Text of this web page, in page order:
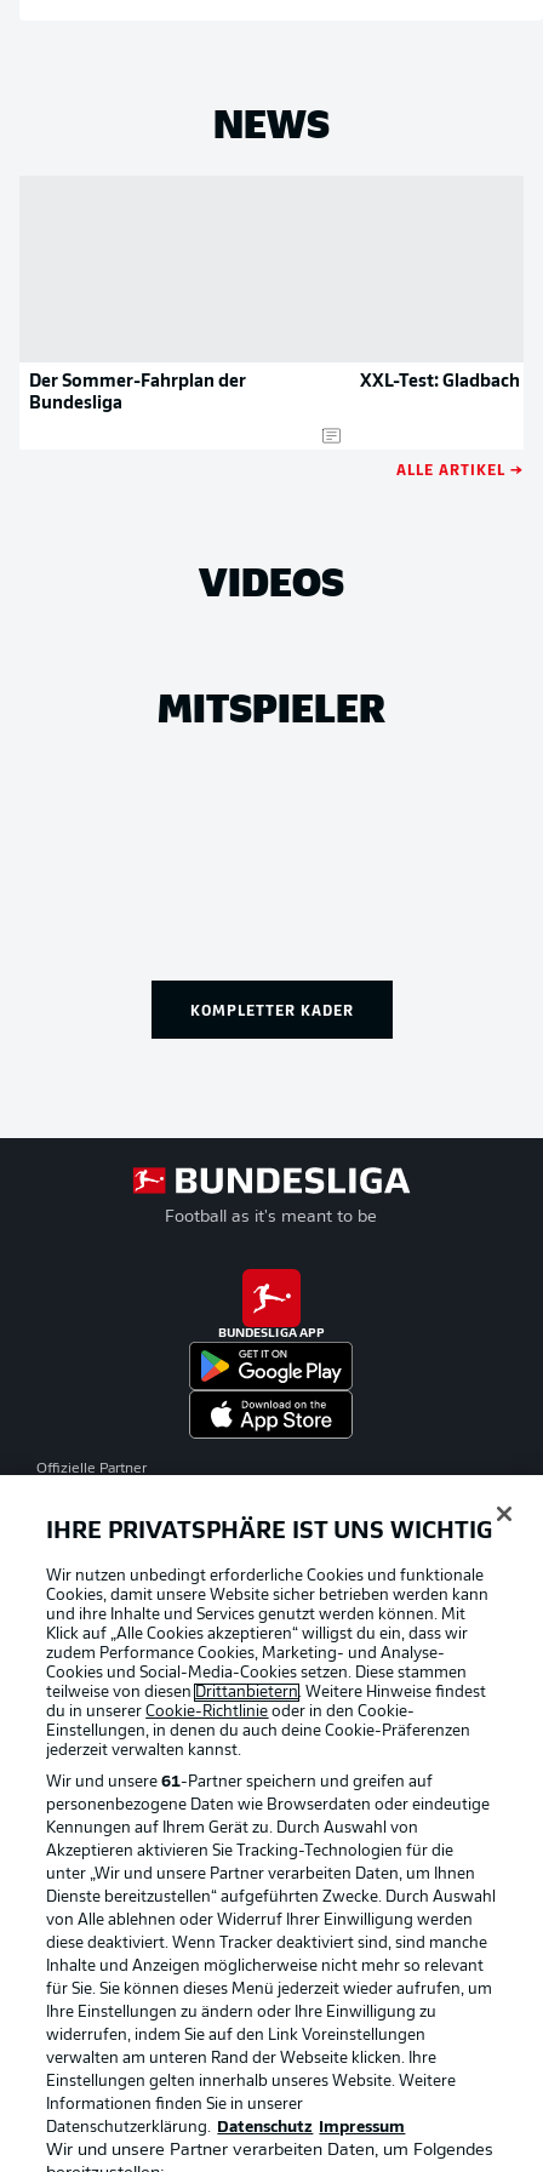
NEWS
Der Sommer-Fahrplan der
Bundesliga
XXL-Test: Gladbach
ALLE ARTIKEL →
VIDEOS
MITSPIELER
KOMPLETTER KADER
Football as it's meant to be
BUNDESLIGA APP
Offizielle Partner
Rechtliche Hinweise Voreinstellungen verwalten
Datenschutz Nutzungsbedingungen
Broadcaster Kontakt
Jobs Impressum
Partner Spieler
Liveticker
IHRE PRIVATSPHÄRE IST UNS WICHTIG
Wir nutzen unbedingt erforderliche Cookies und funktionale
Cookies, damit unsere Website sicher betrieben werden kann
und ihre Inhalte und Services genutzt werden können. Mit
Klick auf „Alle Cookies akzeptieren“ willigst du ein, dass wir
zudem Performance Cookies, Marketing- und Analyse-
Cookies und Social-Media-Cookies setzen. Diese stammen
teilweise von diesen Drittanbietern. Weitere Hinweise findest
du in unsererCookie-Richtlinie oder in den Cookie-
Einstellungen, in denen du auch deine Cookie-Präferenzen
jederzeit verwalten kannst.
Wir und unsere61-Partner speichern und greifen auf
personenbezogene Daten wie Browserdaten oder eindeutige
Kennungen auf Ihrem Gerät zu. Durch Auswahl von
Akzeptieren aktivieren Sie Tracking-Technologien für die
unter „Wir und unsere Partner verarbeiten Daten, um Ihnen
Dienste bereitzustellen“ aufgeführten Zwecke. Durch Auswahl
von Alle ablehnen oder Widerruf Ihrer Einwilligung werden
diese deaktiviert. Wenn Tracker deaktiviert sind, sind manche
Inhalte und Anzeigen möglicherweise nicht mehr so relevant
für Sie. Sie können dieses Menü jederzeit wieder aufrufen, um
Ihre Einstellungen zu ändern oder Ihre Einwilligung zu
widerrufen, indem Sie auf den Link Voreinstellungen
verwalten am unteren Rand der Webseite klicken. Ihre
Einstellungen gelten innerhalb unseres Website. Weitere
Informationen finden Sie in unserer
Datenschutzerklärung.
Datenschutz Impressum
Wir und unsere Partner verarbeiten Daten, um Folgendes